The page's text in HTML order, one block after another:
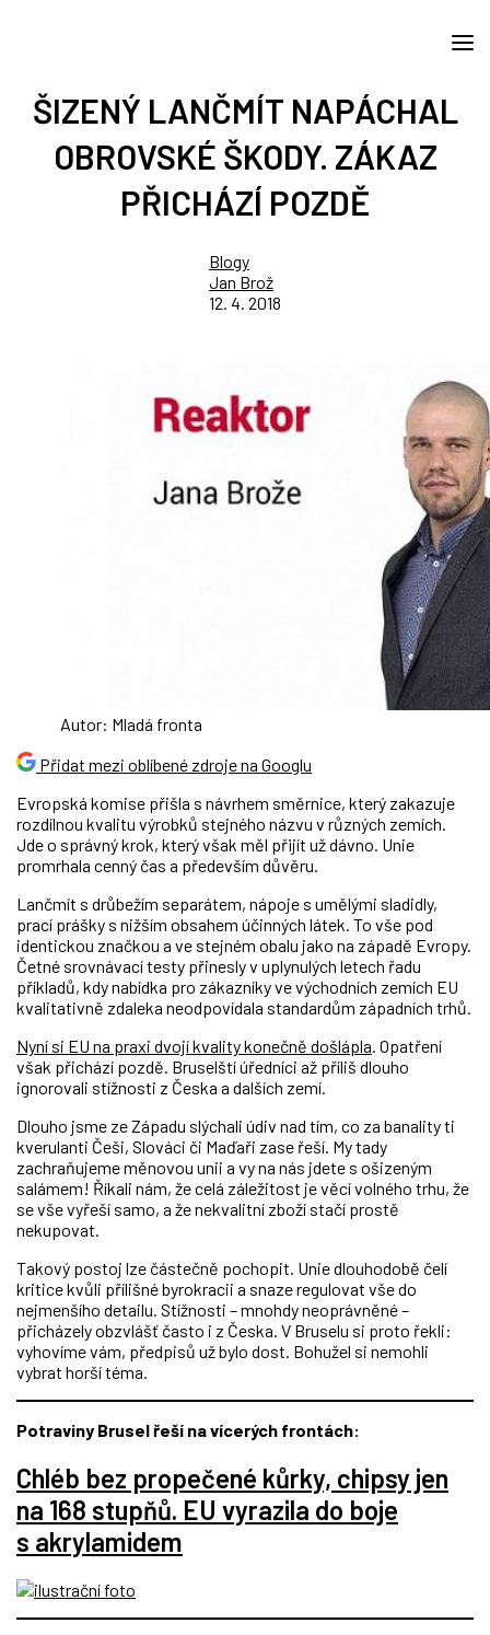
ŠIZENÝ LANČMÍT NAPÁCHAL
OBROVSKÉ ŠKODY. ZÁKAZ
PŘICHÁZÍ POZDĚ
Blogy
Jan Brož
12. 4. 2018
Autor: Mladá fronta
Přidat mezi oblíbené zdroje na Googlu
Evropská komise přišla s návrhem směrnice, který zakazuje
rozdílnou kvalitu výrobků stejného názvu v různých zemích.
Jde o správný krok, který však měl přijít už dávno. Unie
promrhala cenný čas a především důvěru.
Lančmít s drůbežím separátem, nápoje s umělými sladidly,
prací prášky s nižším obsahem účinných látek. To vše pod
identickou značkou a ve stejném obalu jako na západě Evropy.
Četné srovnávací testy přinesly v uplynulých letech řadu
příkladů, kdy nabídka pro zákazníky ve východních zemích EU
kvalitativně zdaleka neodpovídala standardům západních trhů.
Nyní si EU na praxi dvojí kvality konečně došlápla. Opatření
však přichází pozdě. Bruselští úředníci až příliš dlouho
ignorovali stížnosti z Česka a dalších zemí.
Dlouho jsme ze Západu slýchali údiv nad tím, co za banality ti
kverulanti Češi, Slováci či Maďaři zase řeší. My tady
zachraňujeme měnovou unii a vy na nás jdete s ošizeným
salámem! Říkali nám, že celá záležitost je věcí volného trhu, že
se vše vyřeší samo, a že nekvalitní zboží stačí prostě
nekupovat.
Takový postoj lze částečně pochopit. Unie dlouhodobě čelí
kritice kvůli přílišné byrokracii a snaze regulovat vše do
nejmenšího detailu. Stížnosti – mnohdy neoprávněné –
přicházely obzvlášť často i z Česka. V Bruselu si proto řekli:
vyhovíme vám, předpisů už bylo dost. Bohužel si nemohli
vybrat horší téma.
Potraviny Brusel řeší na vícerých frontách:
Chléb bez propečené kůrky, chipsy jen
na 168 stupňů. EU vyrazila do boje
s akrylamidem